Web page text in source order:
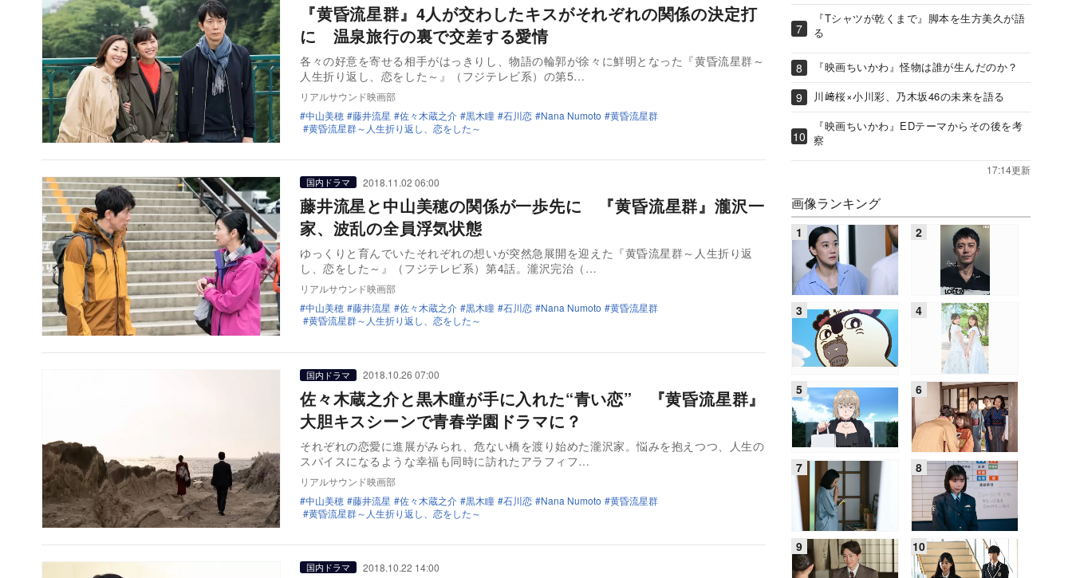
『黄昏流星群』4人が交わしたキスがそれぞれの関係の決定打
に 温泉旅行の裏で交差する愛情
各々の好意を寄せる相手がはっきりし、物語の輪郭が徐々に鮮明となった『黄昏流星群～
人生折り返し、恋をした～』（フジテレビ系）の第5…
リアルサウンド映画部
中山美穂
藤井流星 佐々木蔵之介 黒木瞳 石川恋 Nana Numoto
黄昏流星群
黄昏流星群～人生折り返し、恋をした～
国内ドラマ 2018.11.02 06:00
藤井流星と中山美穂の関係が一歩先に 『黄昏流星群』瀧沢一
家、波乱の全員浮気状態
ゆっくりと育んでいたそれぞれの想いが突然急展開を迎えた『黄昏流星群～人生折り返
し、恋をした～』（フジテレビ系）第4話。瀧沢完治（…
リアルサウンド映画部
中山美穂
藤井流星 佐々木蔵之介 黒木瞳 石川恋 Nana Numoto
黄昏流星群
黄昏流星群～人生折り返し、恋をした～
国内ドラマ 2018.10.26 07:00
佐々木蔵之介と黒木瞳が手に入れた“青い恋” 『黄昏流星群』
大胆キスシーンで青春学園ドラマに？
それぞれの恋愛に進展がみられ、危ない橋を渡り始めた瀧沢家。悩みを抱えつつ、人生の
スパイスになるような幸福も同時に訪れたアラフィフ…
リアルサウンド映画部
中山美穂
藤井流星 佐々木蔵之介 黒木瞳 石川恋 Nana Numoto
黄昏流星群
黄昏流星群～人生折り返し、恋をした～
国内ドラマ 2018.10.22 14:00
『Tシャツが乾くまで』脚本を生方美久が語
る
『映画ちいかわ』怪物は誰が生んだのか？
川﨑桜×小川彩、乃木坂46の未来を語る
『映画ちいかわ』EDテーマからその後を考
察
17:14更新
画像ランキング